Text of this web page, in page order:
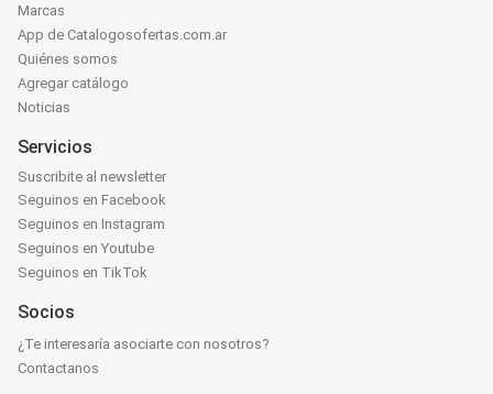
Marcas
App de Catalogosofertas.com.ar
Quiénes somos
Agregar catálogo
Noticias
Servicios
Suscribite al newsletter
Seguinos en Facebook
Seguinos en Instagram
Seguinos en Youtube
Seguinos en TikTok
Socios
¿Te interesaría asociarte con nosotros?
Contactanos